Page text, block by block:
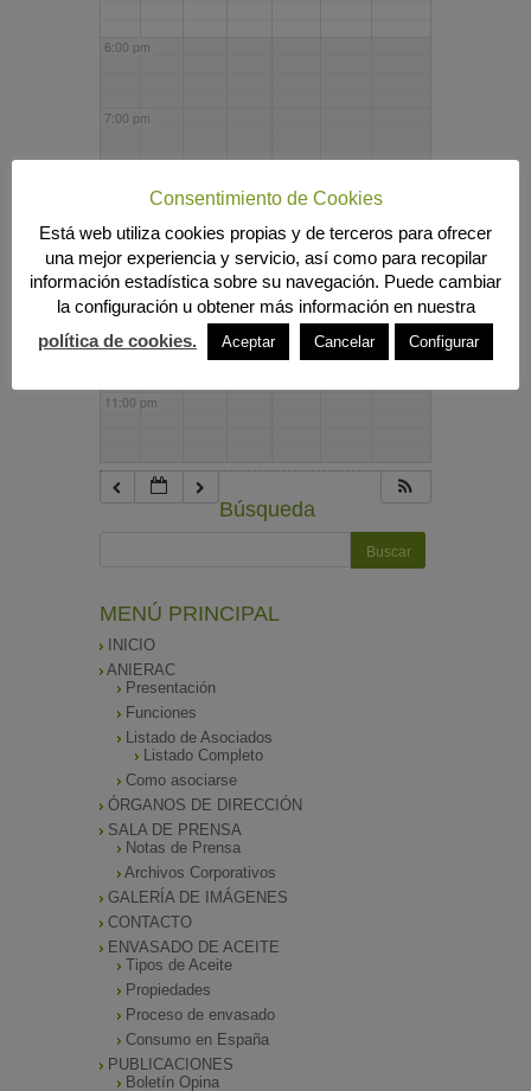
6:00 pm
7:00 pm
9:00 pm
10:00 pm
11:00 pm
Búsqueda
MENÚ PRINCIPAL
INICIO
ANIERAC
Presentación
Funciones
Listado de Asociados
Listado Completo
Como asociarse
ÓRGANOS DE DIRECCIÓN
SALA DE PRENSA
Notas de Prensa
Archivos Corporativos
GALERÍA DE IMÁGENES
CONTACTO
ENVASADO DE ACEITE
Tipos de Aceite
Propiedades
Proceso de envasado
Consumo en España
PUBLICACIONES
Boletín Opina
Consentimiento de Cookies
Está web utiliza cookies propias y de terceros para ofrecer
una mejor experiencia y servicio, así como para recopilar
información estadística sobre su navegación. Puede cambiar
la configuración u obtener más información en nuestra
política de cookies.
Aceptar Cancelar Configurar